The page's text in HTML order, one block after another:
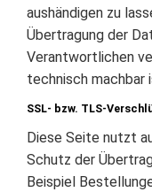
aushändigen zu
Übertragung der
Verantwortlichen
technisch machbar
SSL- bzw. TLS-
Diese Seite nutzt
Schutz der
Beispiel